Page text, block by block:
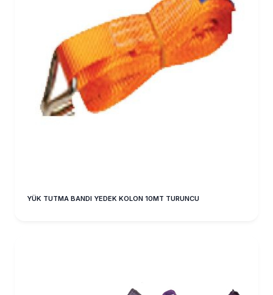
YÜK TUTMA BANDI YEDEK KOLON 10MT TURUNCU